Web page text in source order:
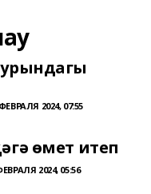
2024, 07:55
өмет итеп
2024, 05:56